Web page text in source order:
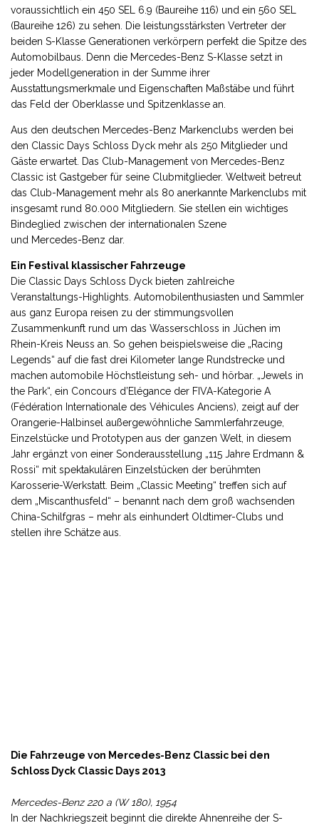
voraussichtlich ein 450 SEL 6.9 (Baureihe 116) und ein 560 SEL
(Baureihe 126) zu sehen. Die leistungsstärksten Vertreter der
beiden S-Klasse Generationen verkörpern perfekt die Spitze des
Automobilbaus. Denn die Mercedes-Benz S-Klasse setzt in
jeder Modellgeneration in der Summe ihrer
Ausstattungsmerkmale und Eigenschaften Maßstäbe und führt
das Feld der Oberklasse und Spitzenklasse an.
Aus den deutschen Mercedes-Benz Markenclubs werden bei
den Classic Days Schloss Dyck mehr als 250 Mitglieder und
Gäste erwartet. Das Club-Management von Mercedes-Benz
Classic ist Gastgeber für seine Clubmitglieder. Weltweit betreut
das Club-Management mehr als 80 anerkannte Markenclubs mit
insgesamt rund 80.000 Mitgliedern. Sie stellen ein wichtiges
Bindeglied zwischen der internationalen Szene
und Mercedes-Benz dar.
Ein Festival klassischer Fahrzeuge
Die Classic Days Schloss Dyck bieten zahlreiche
Veranstaltungs-Highlights. Automobilenthusiasten und Sammler
aus ganz Europa reisen zu der stimmungsvollen
Zusammenkunft rund um das Wasserschloss in Jüchen im
Rhein-Kreis Neuss an. So gehen beispielsweise die „Racing
Legends“ auf die fast drei Kilometer lange Rundstrecke und
machen automobile Höchstleistung seh- und hörbar. „Jewels in
the Park“, ein Concours d’Elégance der FIVA-Kategorie A
(Fédération Internationale des Véhicules Anciens), zeigt auf der
Orangerie-Halbinsel außergewöhnliche Sammlerfahrzeuge,
Einzelstücke und Prototypen aus der ganzen Welt, in diesem
Jahr ergänzt von einer Sonderausstellung „115 Jahre Erdmann &
Rossi“ mit spektakulären Einzelstücken der berühmten
Karosserie-Werkstatt. Beim „Classic Meeting“ treffen sich auf
dem „Miscanthusfeld“ – benannt nach dem groß wachsenden
China-Schilfgras – mehr als einhundert Oldtimer-Clubs und
stellen ihre Schätze aus.
Die Fahrzeuge von Mercedes-Benz Classic bei den
Schloss Dyck Classic Days 2013
Mercedes-Benz 220 a (W 180), 1954
In der Nachkriegszeit beginnt die direkte Ahnenreihe der S-